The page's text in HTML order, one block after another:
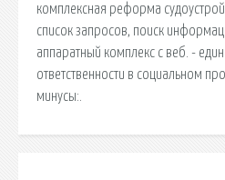
комплексная реформа
список запросов, поиск
аппаратный комплекс с веб. -
ответственности в социальном
минусы:.